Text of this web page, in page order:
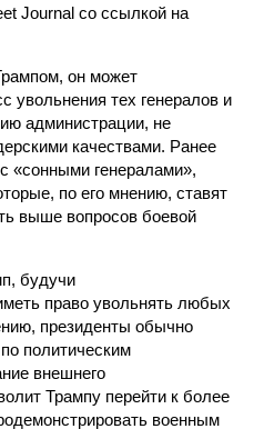
Journal со ссылкой на
он может
увольнения тех генералов и
администрации, не
качествами. Ранее
«сонными генералами»,
по его мнению, ставят
выше вопросов боевой
будучи
право увольнять любых
президенты обычно
политическим
внешнего
Трампу перейти к более
военным